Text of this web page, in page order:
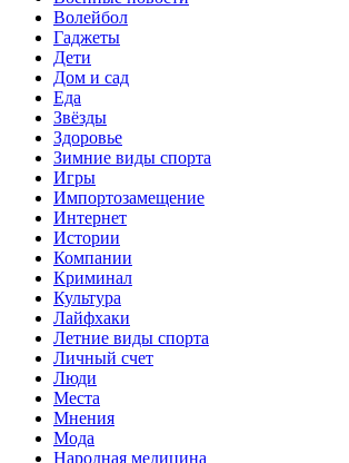
Волейбол
Гаджеты
Дети
Дом и сад
Еда
Звёзды
Здоровье
Зимние виды спорта
Игры
Импортозамещение
Интернет
Истории
Компании
Криминал
Культура
Лайфхаки
Летние виды спорта
Личный счет
Люди
Места
Мнения
Мода
Народная медицина